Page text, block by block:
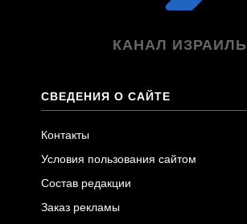
КАНАЛ ИЗРАИЛЬ
СВЕДЕНИЯ О САЙТЕ
Контакты
Условия пользования сайтом
Состав редакции
Заказ рекламы